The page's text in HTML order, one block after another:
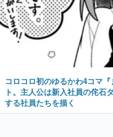
コロコロ初のゆるかわ4コマ
ト。主人公は新入社員の侘石
する社員たちを描く